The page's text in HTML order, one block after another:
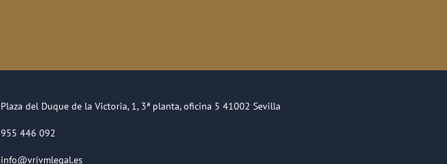
Plaza del Duque de la Victoria, 1, 3ª planta, oficina 5 41002 Sevilla
955 446 092
info@vrivmlegal.es